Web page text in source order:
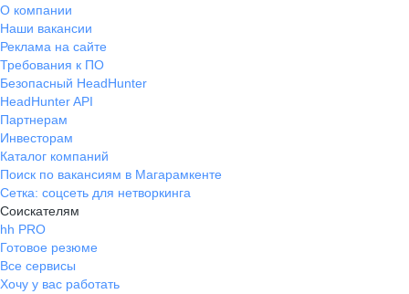
О компании
Наши вакансии
Реклама на сайте
Требования к ПО
Безопасный HeadHunter
HeadHunter API
Партнерам
Инвесторам
Каталог компаний
Поиск по вакансиям в Магарамкенте
Сетка: соцсеть для нетворкинга
Соискателям
hh PRO
Готовое резюме
Все сервисы
Хочу у вас работать